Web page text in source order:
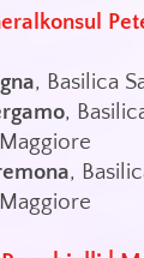
, Basilica
,
Maggiore
,
Maggiore